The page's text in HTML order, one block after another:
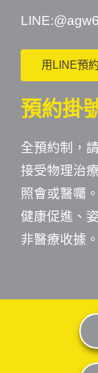
LINE:
用LINE預約
預約掛
全預約制，
接受物理治
照會或醫囑。
健康促進、
非醫療收據。